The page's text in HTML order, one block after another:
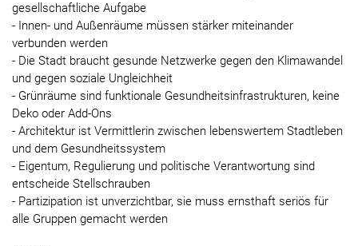
gesellschaftliche Aufgabe
- Innen- und Außenräume müssen stärker miteinander
verbunden werden
- Die Stadt braucht gesunde Netzwerke gegen den Klimawandel
und gegen soziale Ungleichheit
- Grünräume sind funktionale Gesundheitsinfrastrukturen, keine
Deko oder Add-Ons
- Architektur ist Vermittlerin zwischen lebenswertem Stadtleben
und dem Gesundheitssystem
- Eigentum, Regulierung und politische Verantwortung sind
entscheide Stellschrauben
- Partizipation ist unverzichtbar, sie muss ernsthaft seriös für
alle Gruppen gemacht werden